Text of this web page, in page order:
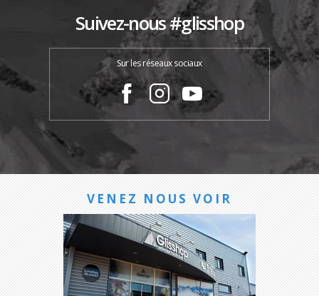
Suivez-nous #glisshop
Sur les réseaux sociaux
VENEZ NOUS VOIR